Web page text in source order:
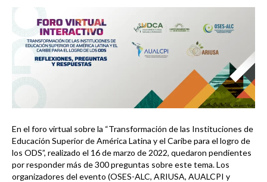
En el foro virtual sobre la “Transformación de las Instituciones de
Educación Superior de América Latina y el Caribe para el logro de
los ODS”, realizado el 16 de marzo de 2022, quedaron pendientes
por responder más de 300 preguntas sobre este tema. Los
organizadores del evento (OSES-ALC, ARIUSA, AUALCPI y